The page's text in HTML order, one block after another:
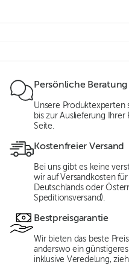
Persönliche Beratung
Unsere Produktexperten
bis zur Auslieferung
Seite.
Kostenfreier Versand
Bei uns gibt es keine
wir auf Versandkosten
Deutschlands oder
Speditionsversand).
Bestpreisgarantie
Wir bieten das beste
anderswo ein
inklusive Veredelung,